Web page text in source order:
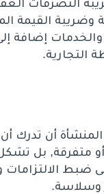
التصرفات
القيمة
إضافة
التجارية.
أن تدرك أن
متفرقة, بل
ضبط الالتزامات
وسلاسة.